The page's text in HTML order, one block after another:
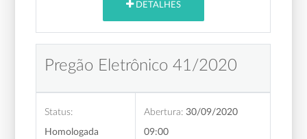
DETALHES
Pregão Eletrônico 41/2020
Status:
Homologada
Abertura: 30/09/2020
09:00